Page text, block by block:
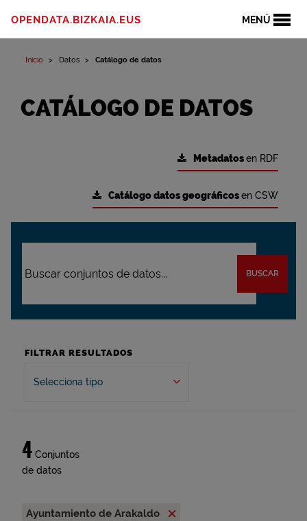
MENÚ
OPENDATA.BIZKAIA.EUS
Inicio Datos Catálogo de datos
CATÁLOGO DE DATOS
Metadatosen RDF
Catálogo datos geográficosen CSW
BUSCAR
FILTRAR RESULTADOS
Selecciona tipo
4 Conjuntos
de datos
Ayuntamiento de Arakaldo